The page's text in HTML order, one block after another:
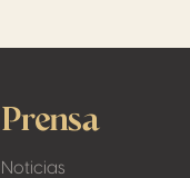
Prensa
Noticias